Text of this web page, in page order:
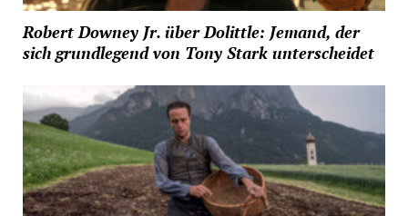
Robert Downey Jr. über Dolittle: Jemand, der
sich grundlegend von Tony Stark unterscheidet